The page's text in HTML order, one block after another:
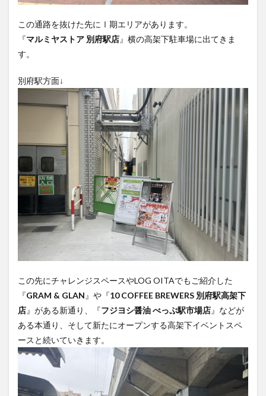
この通路を抜けた先にⅠ期エリアがあります。
『マルミヤストア 別府駅店』横の高架下駐車場に出てきま
す。
別府駅方面↓
この先にチャレンジスペースやLOG OITAでもご紹介した
『GRAM & GLAN 』や『10 COFFEE BREWERS 別府駅高架下
店』がある新通り、『フジヨシ醤油 べっぷ駅市場店』などが
ある本通り、そして新たにオープンする高架下イベントスペ
ースと続いていきます。
衆議院選挙
複合公共施設 観光
観光スポット
話題
豊後大野 豊後大野市
豊後高田市
買い物
車 農業文化公園
道の駅
開店閉店まとめ
飛行機 飲み物 高崎山 鰻
検索